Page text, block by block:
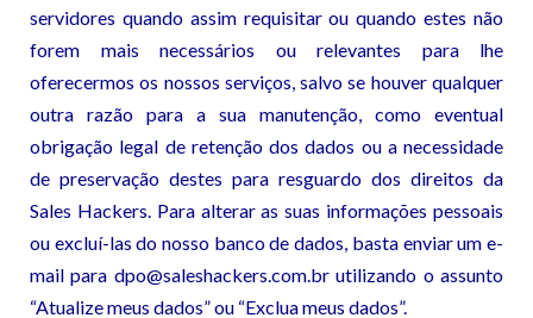
servidores quando assim requisitar ou quando estes não
forem mais necessários ou relevantes para lhe
oferecermos os nossos serviços, salvo se houver qualquer
outra razão para a sua manutenção, como eventual
obrigação legal de retenção dos dados ou a necessidade
de preservação destes para resguardo dos direitos da
Sales Hackers. Para alterar as suas informações pessoais
ou excluí-las do nosso banco de dados, basta enviar um e-
mail para dpo@saleshackers.com.br utilizando o assunto
“Atualize meus dados” ou “Exclua meus dados”.